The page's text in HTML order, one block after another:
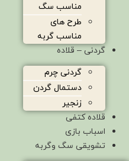
مناسب سگ
طرح های
مناسب گربه
گردنی – قلاده
گردنی چرم
دستمال گردن
زنجیر
قلاده کتفی
اسباب بازی
تشویقی سگ وگربه